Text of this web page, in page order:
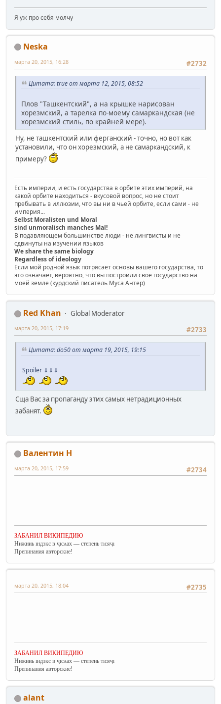
Я уж про себя молчу
Neska
#2732
марта 20, 2015, 16:28
Цитата: true от марта 12, 2015, 08:52
Плов "Ташкентский", а на крышке нарисован
хорезмский, а тарелка по-моему самаркандская (не
хорезмский стиль, по крайней мере).
Ну, не ташкентский или ферганский - точно, но вот как
установили, что он хорезмский, а не самаркандский, к
примеру?
Есть империи, и есть государства в орбите этих империй, на
какой орбите находиться - вкусовой вопрос, но не стоит
пребывать в иллюзии, что вы ни в чьей орбите, если сами - не
империя...
Selbst Moralisten und Moral
sind unmoralisch manches Mal!
В подавляющем большинстве люди - не лингвисты и не
сдвинуты на изучении языков
We share the same biology
Regardless of ideology
Если мой родной язык потрясает основы вашего государства, то
это означает, вероятно, что вы построили свое государство на
моей земле (курдский писатель Муса Антер)
Red Khan
Global Moderator
#2733
марта 20, 2015, 17:19
Цитата: do50 от марта 19, 2015, 19:15
Spoiler ⇓⇓⇓
Сща Вас за пропаганду этих самых нетрадиционных
забанят.
Валентин Н
#2734
марта 20, 2015, 17:59
ЗАБАНИЛ ВИКИПЕДИЮ
Нижниь ıндэкс в ҷıсʌах — степень тıсяҷı
Препинания авторские!
#2735
марта 20, 2015, 18:04
ЗАБАНИЛ ВИКИПЕДИЮ
Нижниь ıндэкс в ҷıсʌах — степень тıсяҷı
Препинания авторские!
alant